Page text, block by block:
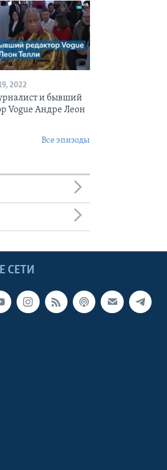
2022
и бывший
Vogue Андре Леон
Все эпизоды
СЕТИ